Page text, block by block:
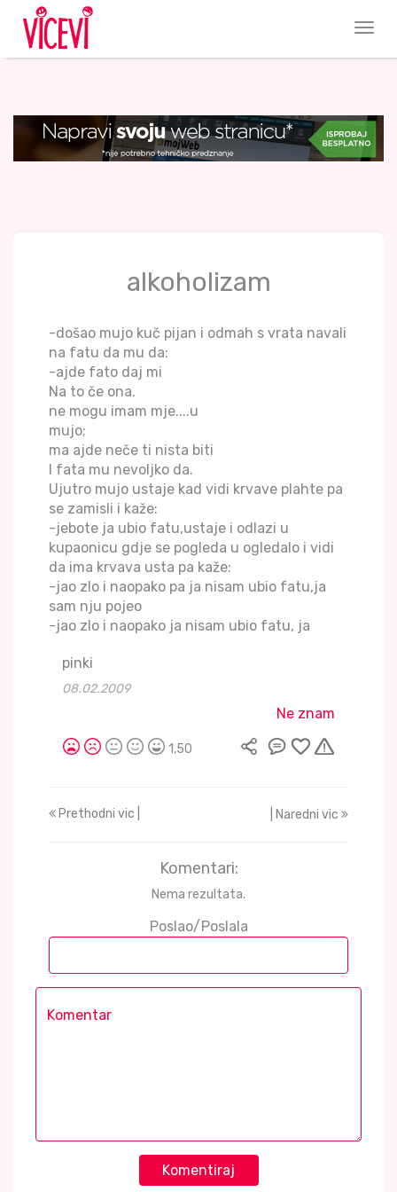
alkoholizam
-došao mujo kuč pijan i odmah s vrata navali
na fatu da mu da:
-ajde fato daj mi
Na to če ona.
ne mogu imam mje....u
mujo;
ma ajde neče ti nista biti
I fata mu nevoljko da.
Ujutro mujo ustaje kad vidi krvave plahte pa
se zamisli i kaže:
-jebote ja ubio fatu,ustaje i odlazi u
kupaonicu gdje se pogleda u ogledalo i vidi
da ima krvava usta pa kaže:
-jao zlo i naopako pa ja nisam ubio fatu,ja
sam nju pojeo
-jao zlo i naopako ja nisam ubio fatu, ja
pinki
08.02.2009
Ne znam
1,50
Prethodni vic | | Naredni vic
Komentari:
Nema rezultata.
Poslao/Poslala
Komentiraj